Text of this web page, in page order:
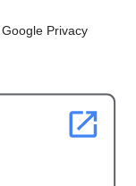
Privacy